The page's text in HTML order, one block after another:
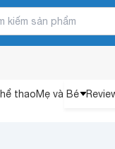
thaoMẹ và Bé